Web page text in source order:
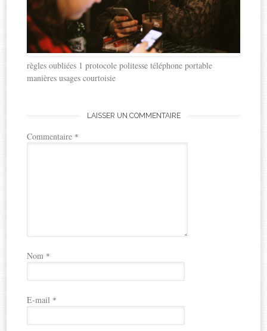
règles oubliées 1 protocole politesse téléphone portable
manières usages courtoisie
LAISSER UN COMMENTAIRE
Commentaire *
Nom *
E-mail *